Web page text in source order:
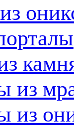
из
из